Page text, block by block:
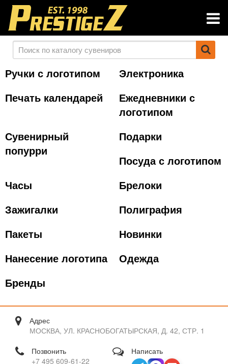
Ручки с логотипом
Электроника
Печать календарей
Ежедневники с
логотипом
Сувенирный
попурри
Подарки
Посуда с логотипом
Часы
Брелоки
Зажигалки
Полиграфия
Пакеты
Новинки
Нанесение логотипа
Одежда
Бренды
Адрес
МОСКВА, УЛ. КРАСНОБОГАТЫРСКАЯ, Д. 42, СТР. 1
Позвонить
+7 495 609-61-22
Написать